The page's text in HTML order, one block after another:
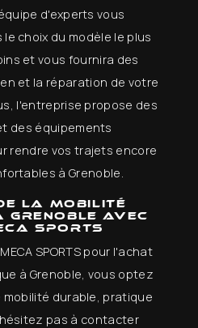
d'experts vous
choix du modèle le plus
et vous fournira des
et la réparation de votre
l'entreprise propose des
des équipements
rendre vos trajets encore
à Grenoble.
la mobilité
Grenoble avec
SPORTS
SPORTS pour l'achat
à Grenoble, vous optez
durable, pratique
pas à contacter